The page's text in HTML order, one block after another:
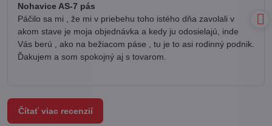
Nohavice AS-7 pás
Páčilo sa mi , že mi v priebehu toho istého dňa zavolali v
akom stave je moja objednávka a kedy ju odosielajú, inde
Vás berú , ako na bežiacom páse , tu je to asi rodinný podnik.
Ďakujem a som spokojný aj s tovarom.
Čítať viac recenzií